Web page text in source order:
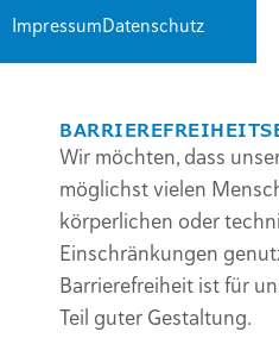
springen
ImpressumDatenschutz
Wir möchten, dass
möglichst vielen
körperlichen oder
Einschränkungen
Barrierefreiheit ist für
Teil guter Gestaltung.